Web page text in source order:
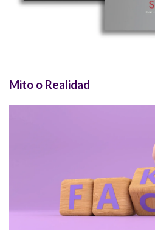
Mito o Realidad